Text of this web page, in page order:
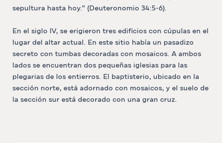
sepultura hasta hoy.” (Deuteronomio 34:5-6).
En el siglo IV, se erigieron tres edificios con cúpulas en el
lugar del altar actual. En este sitio había un pasadizo
secreto con tumbas decoradas con mosaicos. A ambos
lados se encuentran dos pequeñas iglesias para las
plegarias de los entierros. El baptisterio, ubicado en la
sección norte, está adornado con mosaicos, y el suelo de
la sección sur está decorado con una gran cruz.